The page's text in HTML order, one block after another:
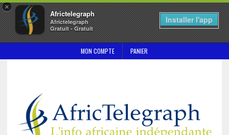
×
Africtelegraph
Africtelegraph
Gratuit - Gratuit
Installer l'app
MON COMPTE PANIER